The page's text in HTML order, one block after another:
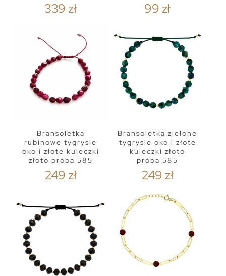
339 zł 99 zł
Bransoletka
rubinowe tygrysie
oko i złote kuleczki
złoto próba 585
249 zł
Bransoletka zielone
tygrysie oko i złote
kuleczki złoto
próba 585
249 zł